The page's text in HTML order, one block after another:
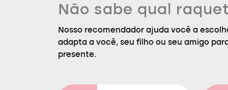
Não sabe qual
Nosso recomendador ajuda você a
adapta a você, seu filho ou seu amigo
presente.